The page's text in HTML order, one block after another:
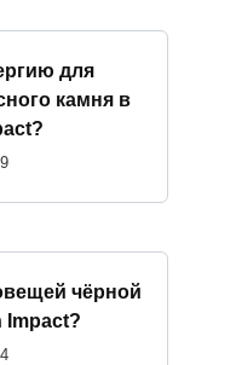
для
камня в
чёрной
Impact?